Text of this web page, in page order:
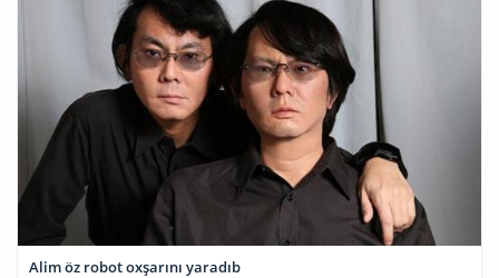
Alim öz robot oxşarını yaradıb